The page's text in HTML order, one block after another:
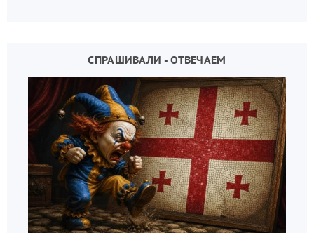
СПРАШИВАЛИ - ОТВЕЧАЕМ